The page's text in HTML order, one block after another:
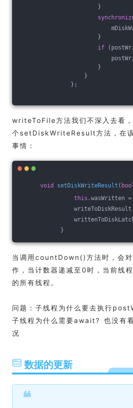
}
}
if
}
}
};
writeToFile方法我们不深入去看
个setDiskWriteResult方法，在该
事情：
void setDiskWriteResult (
this .wasWritten
writeToDiskResult =
}
当调用countDown()方法时，会
作，当计数器递减至0时，当前线
的所有线程。
问题：子线程为什么要去执行
子线程为什么需要await? 也没有
况
数据的更新
❝